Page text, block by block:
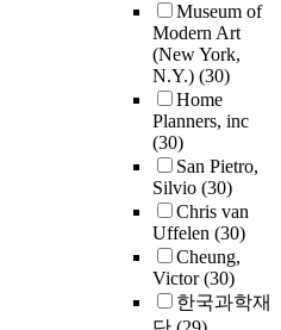
Museum of
Modern Art
(New York,
N.Y.) (30)
Home
Planners, inc
(30)
San Pietro,
Silvio (30)
Chris van
Uffelen (30)
Cheung,
Victor(30)
한국과학재